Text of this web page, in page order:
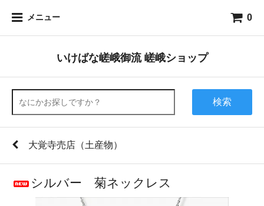
メニュー 0
いけばな嵯峨御流 嵯峨ショップ
検索
大覚寺売店（土産物）
シルバー 菊ネックレス